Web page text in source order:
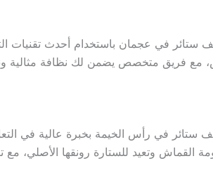
في عجمان باستخدام أحدث تقنيات
مع فريق متخصص يضمن لك نظافة مثالية
في رأس الخيمة بخبرة عالية في
القماش وتعيد للستارة رونقها الأصلي،